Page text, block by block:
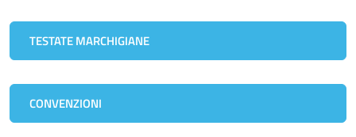
TESTATE MARCHIGIANE
CONVENZIONI